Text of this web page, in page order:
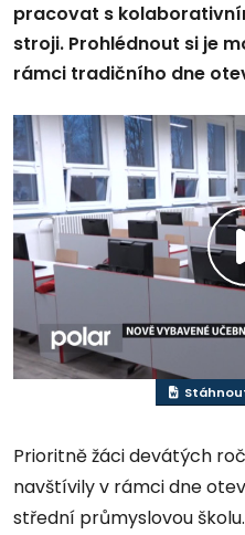
pracovat s
stroji. Prohlédnout si je
rámci tradičního dne
Prioritně žáci devátých
navštívily v rámci dne
střední průmyslovou